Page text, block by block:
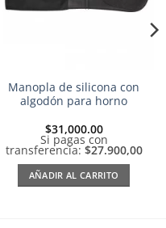
Manopla de silicona con
algodón para horno
$31,000.00
Si pagas con
transferencia: $27.900,00
AÑADIR AL CARRITO